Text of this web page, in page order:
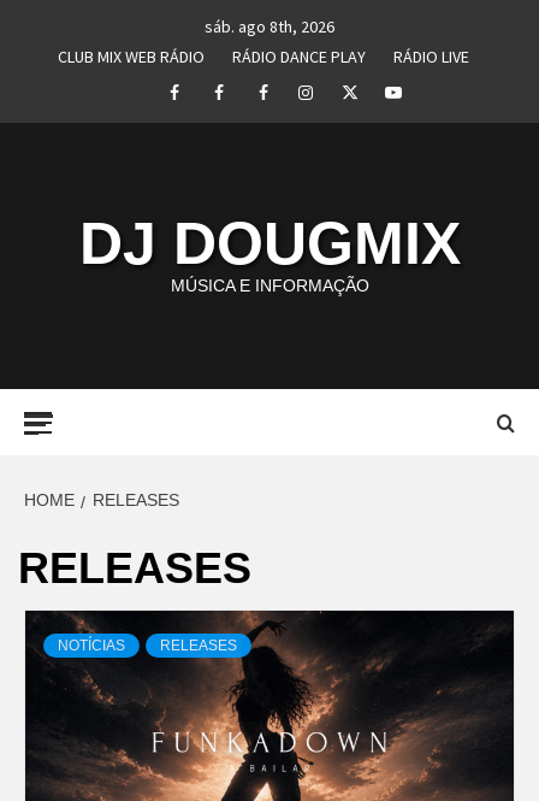
sáb. ago 8th, 2026
CLUB MIX WEB RÁDIO
RÁDIO DANCE PLAY
RÁDIO LIVE
FacebookPerfil
I
Perfil
II
InstagramTwitterYoutube
DJ DOUGMIX
MÚSICA E INFORMAÇÃO
HOME RELEASES
RELEASES
NOTÍCIAS RELEASES